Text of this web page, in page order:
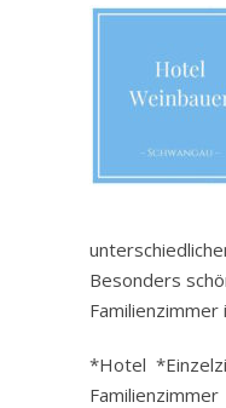
Besonders
Familienzimmer
*Hotel